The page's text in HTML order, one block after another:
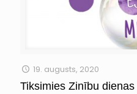
19. augusts, 2020
Tiksimies Zinību